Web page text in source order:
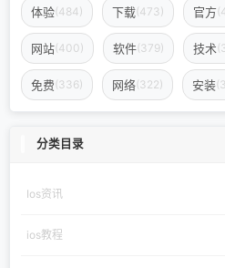
体验(484) 下载(473) 官方
网站(400) 软件(379) 技术
免费(336) 网络(322) 安装
分类目录
Ios资讯
ios教程